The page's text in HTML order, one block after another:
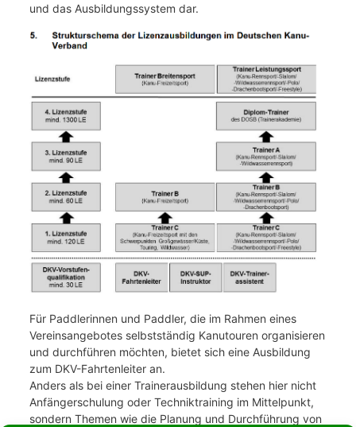
und das Ausbildungssystem dar.
Für Paddlerinnen und Paddler, die im Rahmen eines
Vereinsangebotes selbstständig Kanutouren organisieren
und durchführen möchten, bietet sich eine Ausbildung
zum DKV-Fahrtenleiter an.
Anders als bei einer Trainerausbildung stehen hier nicht
Anfängerschulung oder Techniktraining im Mittelpunkt,
sondern Themen wie die Planung und Durchführung von